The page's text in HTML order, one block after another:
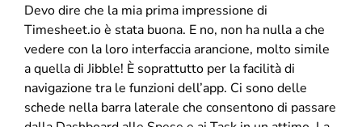
Devo dire che la mia prima impressione di
Timesheet.io è stata buona. E no, non ha nulla a che
vedere con la loro interfaccia arancione, molto simile
a quella di Jibble! È soprattutto per la facilità di
navigazione tra le funzioni dell’app. Ci sono delle
schede nella barra laterale che consentono di passare